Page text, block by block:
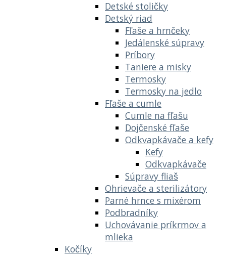
Detské stoličky
Detský riad
Fľaše a hrnčeky
Jedálenské súpravy
Príbory
Taniere a misky
Termosky
Termosky na jedlo
Fľaše a cumle
Cumle na fľašu
Dojčenské fľaše
Odkvapkávače a kefy
Kefy
Odkvapkávače
Súpravy fliaš
Ohrievače a sterilizátory
Parné hrnce s mixérom
Podbradníky
Uchovávanie príkrmov a
mlieka
Kočíky